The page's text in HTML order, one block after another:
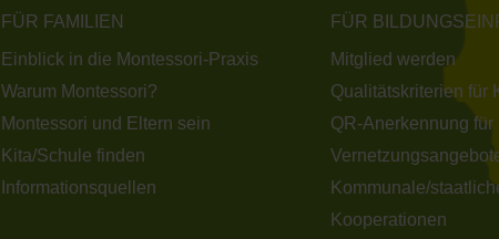
FÜR FAMILIEN
Einblick in die Montessori-Praxis
Warum Montessori?
Montessori und Eltern sein
Kita/Schule finden
Informationsquellen
FÜR
Mitglied werden
Qualitätskriterien für
QR-Anerkennung
Kommunale/
Kooperationen